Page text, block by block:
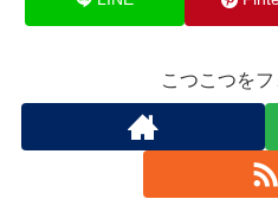
こつこつを